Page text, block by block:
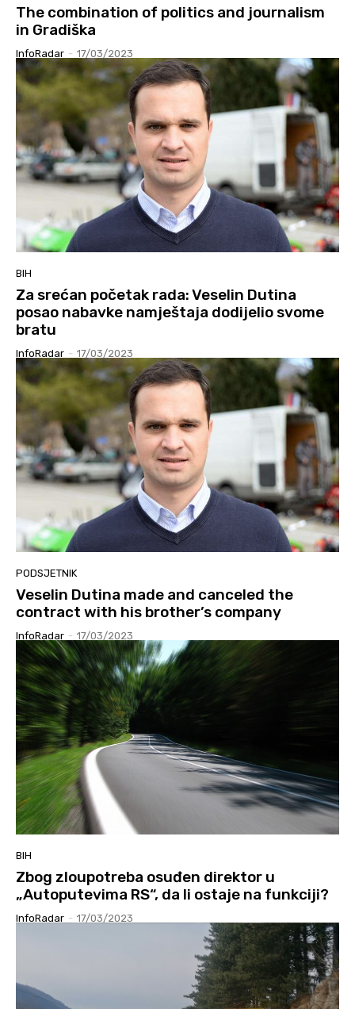
The combination of politics and journalism
in Gradiška
InfoRadar - 17/03/2023
BIH
Za srećan početak rada: Veselin Dutina
posao nabavke namještaja dodijelio svome
bratu
InfoRadar - 17/03/2023
PODSJETNIK
Veselin Dutina made and canceled the
contract with his brother’s company
InfoRadar - 17/03/2023
BIH
Zbog zloupotreba osuđen direktor u
„Autoputevima RS“, da li ostaje na funkciji?
InfoRadar - 17/03/2023